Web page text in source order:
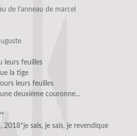
de l’anneau de marcel
leurs feuilles
la tige
leurs feuilles
deuxième couronne…
, 2018*je sais, je sais, je revendique